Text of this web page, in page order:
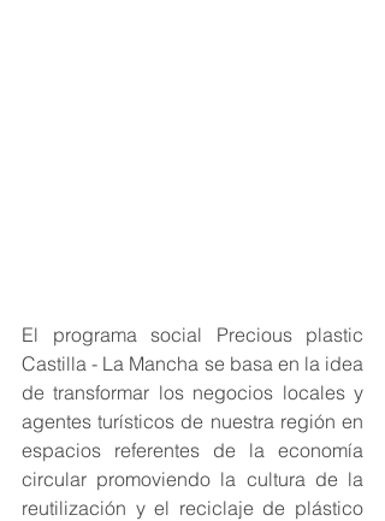
El programa social Precious plastic
Castilla - La Mancha se basa en la idea
de transformar los negocios locales y
agentes turísticos de nuestra región en
espacios referentes de la economía
circular promoviendo la cultura de la
reutilización y el reciclaje de plástico